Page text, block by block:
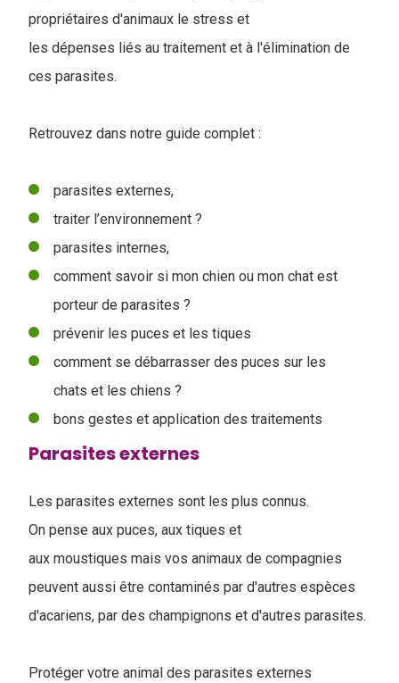
propriétaires d'animaux le stress et
les dépenses liés au traitement et à l'élimination de
ces parasites.
Retrouvez dans notre guide complet :
parasites externes,
traiter l’environnement ?
parasites internes,
comment savoir si mon chien ou mon chat est
porteur de parasites ?
prévenir les puces et les tiques
comment se débarrasser des puces sur les
chats et les chiens ?
bons gestes et application des traitements
Parasites externes
Les parasites externes sont les plus connus.
On pense aux puces, aux tiques et
aux moustiques mais vos animaux de compagnies
peuvent aussi être contaminés par d'autres espèces
d'acariens, par des champignons et d'autres parasites.
Protéger votre animal des parasites externes